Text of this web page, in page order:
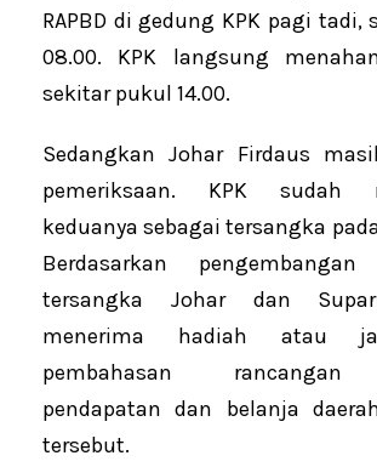
RAPBD di gedung KPK pagi tadi,
08.00. KPK langsung
sekitar pukul 14.00.
Sedangkan Johar Firdaus
pemeriksaan. KPK sudah
keduanya sebagai tersangka
Berdasarkan pengembangan
tersangka Johar dan
menerima hadiah atau
pembahasan rancangan
pendapatan dan belanja
tersebut.